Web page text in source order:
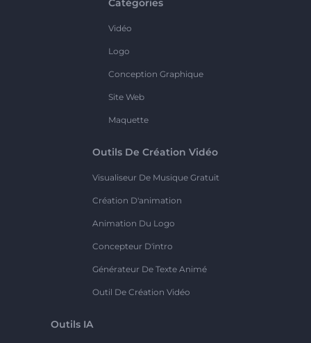
Catégories
Vidéo
Logo
Conception Graphique
Site Web
Maquette
Outils De Création Vidéo
Visualiseur De Musique Gratuit
Création D'animation
Animation Du Logo
Concepteur D'intro
Générateur De Texte Animé
Outil De Création Vidéo
Outils IA